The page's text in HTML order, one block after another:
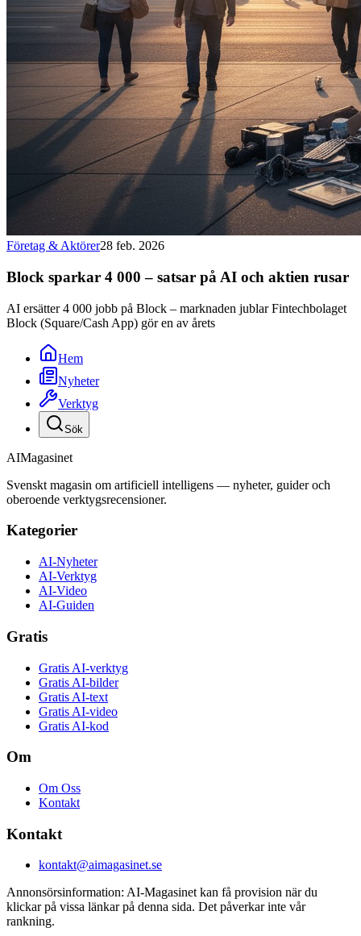
Företag & Aktörer28 feb. 2026
Block sparkar 4 000 – satsar på AI och aktien rusar
AI ersätter 4 000 jobb på Block – marknaden jublar Fintechbolaget
Block (Square/Cash App) gör en av årets
Hem
Nyheter
Verktyg
Sök
AIMagasinet
Svenskt magasin om artificiell intelligens — nyheter, guider och
oberoende verktygsrecensioner.
Kategorier
AI-Nyheter
AI-Verktyg
AI-Video
AI-Guiden
Gratis
Gratis AI-verktyg
Gratis AI-bilder
Gratis AI-text
Gratis AI-video
Gratis AI-kod
Om
Om Oss
Kontakt
Kontakt
kontakt@aimagasinet.se
Annonsörsinformation: AI-Magasinet kan få provision när du
klickar på vissa länkar på denna sida. Det påverkar inte vår
rankning.